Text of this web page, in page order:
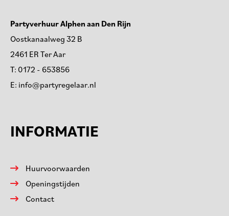
Partyverhuur Alphen aan Den Rijn
Oostkanaalweg 32 B
2461 ER Ter Aar
T: 0172 - 653856
E: info@partyregelaar.nl
INFORMATIE
Huurvoorwaarden
Openingstijden
Contact